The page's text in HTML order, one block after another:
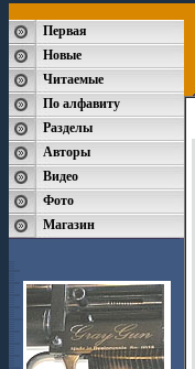
Первая
Новые
Читаемые
По алфавиту
Разделы
Авторы
Видео
Фото
Магазин